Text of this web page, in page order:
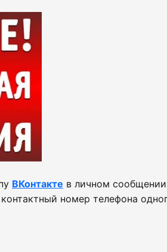
ВКонтакте в личном
номер телефона